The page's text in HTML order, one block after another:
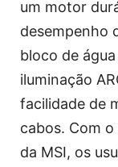
um motor
desempenho
bloco de
iluminação
facilidade de
cabos. Com
da MSI, os